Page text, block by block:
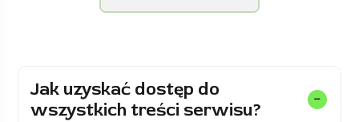
Jak uzyskać dostęp do
wszystkich treści serwisu?